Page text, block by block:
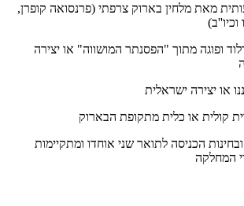
מאת מלחין בארוק צרפתי (פרנסואה קופרן,
ופוגה מתוך "הפסנתר המושווה" או יצירה
או יצירה ישראלית
קולית או כלית מתקופת הבארוק
הכניסה לתואר שני אוחדו ומתקיימות
המחלקה